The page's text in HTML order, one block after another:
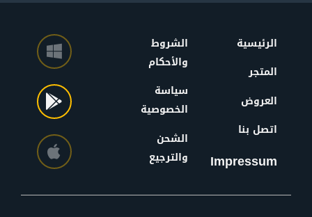
الرئيسية
المتجر
العروض
اتصل بنا
Impressum
الشروط
والأحكام
سياسة
الخصوصية
الشحن
والترجيع